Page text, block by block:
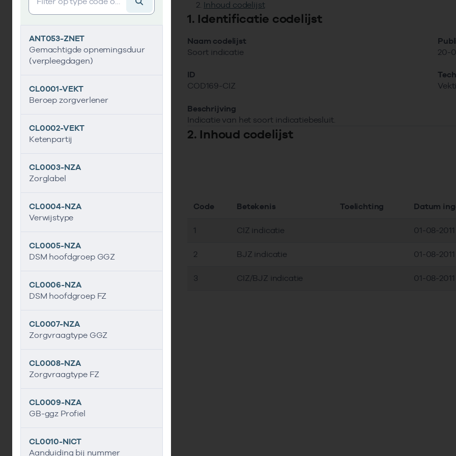
ANT053-ZNET
Gemachtigde opnemingsduur
(verpleegdagen)
CL0001-VEKT
Beroep zorgverlener
CL0002-VEKT
Ketenpartij
CL0003-NZA
Zorglabel
CL0004-NZA
Verwijstype
CL0005-NZA
DSM hoofdgroep GGZ
CL0006-NZA
DSM hoofdgroep FZ
CL0007-NZA
Zorgvraagtype GGZ
CL0008-NZA
Zorgvraagtype FZ
CL0009-NZA
GB-ggz Profiel
CL0010-NICT
Aanduiding bij nummer
Inhoud codelijst
1. Identificatie codelijst
Naam codelijst
Soort indicatie
ID
COD169-CIZ
Beschrijving
Indicatie van het soort indicatiebesluit.
20-
2. Inhoud codelijst
Code Betekenis Toelichting Datum
1 CIZ indicatie 01-08-2011
2 BJZ indicatie 01-08-2011
3 CIZ/BJZ indicatie 01-08-2011